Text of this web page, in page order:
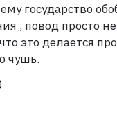
государство
, повод просто
это делается
чушь.